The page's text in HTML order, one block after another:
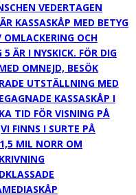
VEDERTAGEN
KASSASKÅP MED BETYG
OCH
ÄR I NYSKICK. FÖR DIG
OMNEJD, BESÖK
UTSTÄLLNING MED
KASSASKÅP I
TID FÖR VISNING PÅ
FINNS I SURTE PÅ
MIL NORR OM